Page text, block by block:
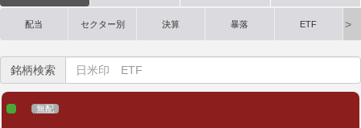
配当 セクター別 決算 暴落 ETF
銘柄検索
無配